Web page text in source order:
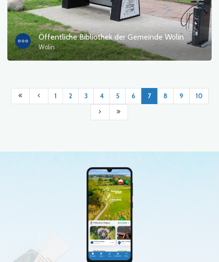
Öffentliche Bibliothek der Gemeinde Wolin
Wolin
1 2 3 4 5 6 7 8 9 10